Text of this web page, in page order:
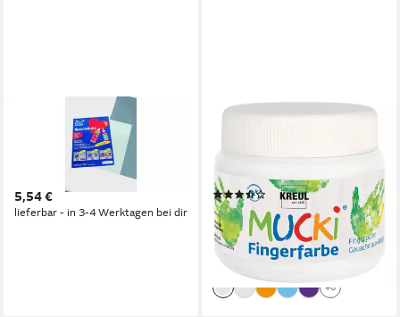
Bastelfarbe Kreul Window
Color Spezialfolie 3 Blatt DIN
5,54 €
lieferbar - in 3-4 Werktagen bei dir
C. KREUL
Fingerfarben MUCKi weiß
150ml Dose
(3)
ab 3,74 € UVP4,79 €
(2,49 €/ 100 ml)
-22%
leider ausverkauft
+6